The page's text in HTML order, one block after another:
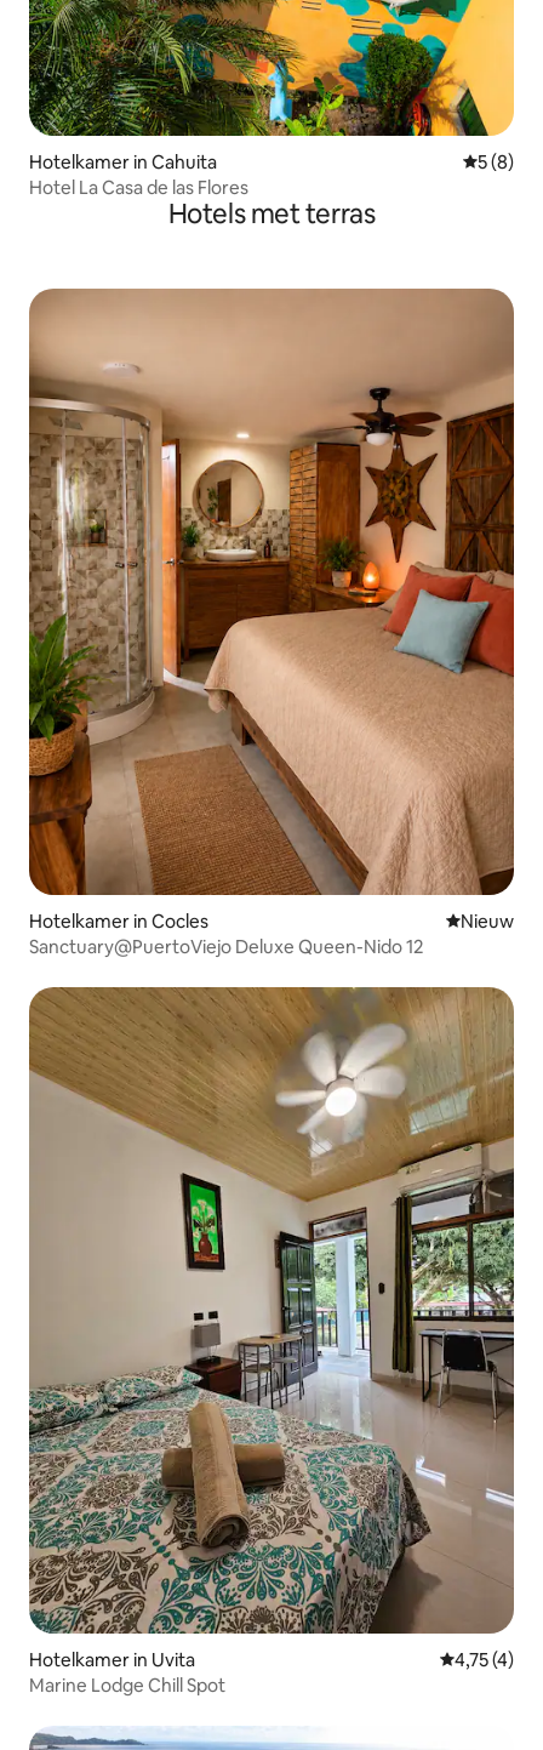
Hotelkamer in Cahuita
5 (8)
Hotel La Casa de las Flores
Hotels met terras
Hotelkamer in Cocles Nieuwe
Nieuw
Sanctuary@PuertoViejo Deluxe Queen-Nido 12
Hotelkamer in Uvita
4,75 (4)
Marine Lodge Chill Spot